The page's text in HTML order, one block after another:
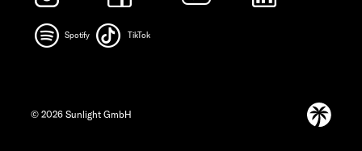
Spotify TikTok
© 2026 Sunlight GmbH